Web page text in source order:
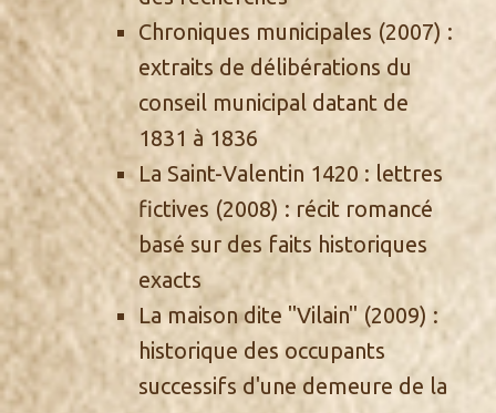
Chroniques municipales (2007) :
extraits de délibérations du
conseil municipal datant de
1831 à 1836
La Saint-Valentin 1420 : lettres
fictives (2008) : récit romancé
basé sur des faits historiques
exacts
La maison dite "Vilain" (2009) :
historique des occupants
successifs d'une demeure de la